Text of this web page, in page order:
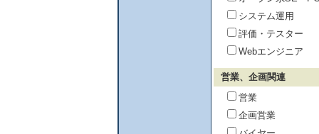
システム運用
評価・テスター
Webエンジニア
営業、企画関連
営業
企画営業